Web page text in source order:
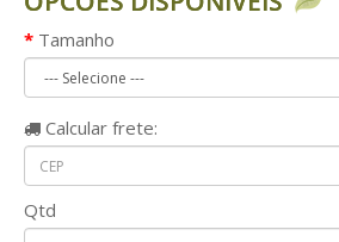
Tamanho
Calcular frete:
Qtd